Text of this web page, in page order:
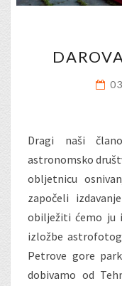
Dragi naši
astronomsko
obljetnicu
započeli
obilježiti ćemo ju
izložbe
Petrove gore
dobivamo od